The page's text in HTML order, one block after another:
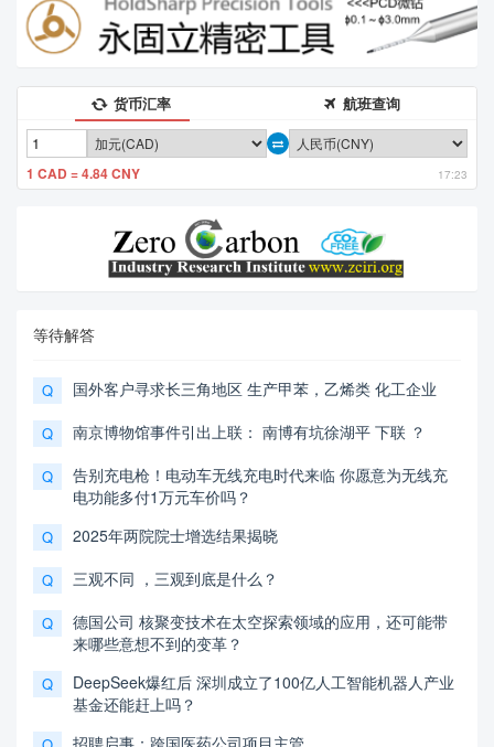
货币汇率 航班查询
1 CAD = 4.84 CNY 17:23
等待解答
Q 国外客户寻求长三角地区 生产甲苯，乙烯类 化工企业
Q 南京博物馆事件引出上联： 南博有坑徐湖平 下联 ？
Q
告别充电枪！电动车无线充电时代来临 你愿意为无线充
电功能多付1万元车价吗？
Q 2025年两院院士增选结果揭晓
Q 三观不同 ，三观到底是什么？
Q
德国公司 核聚变技术在太空探索领域的应用，还可能带
来哪些意想不到的变革？
Q
DeepSeek爆红后 深圳成立了100亿人工智能机器人产业
基金还能赶上吗？
招聘启事：跨国医药公司项目主管